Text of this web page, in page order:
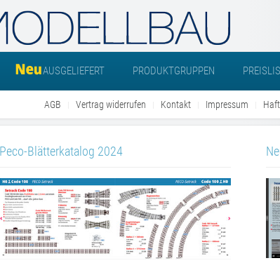
AUSGELIEFERT PRODUKTGRUPPEN
AGB Vertrag widerrufen Kontakt Impressum
Peco-Blätterkatalog 2024